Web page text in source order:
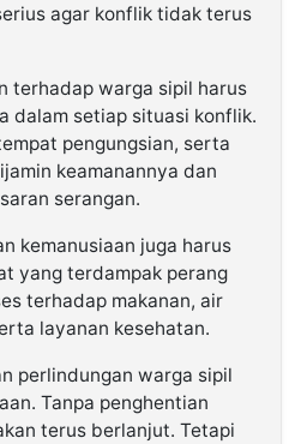
agar konflik tidak terus
terhadap warga sipil harus
dalam setiap situasi konflik.
pengungsian, serta
keamanannya dan
serangan.
kemanusiaan juga harus
yang terdampak perang
terhadap makanan, air
layanan kesehatan.
perlindungan warga sipil
Tanpa penghentian
terus berlanjut. Tetapi